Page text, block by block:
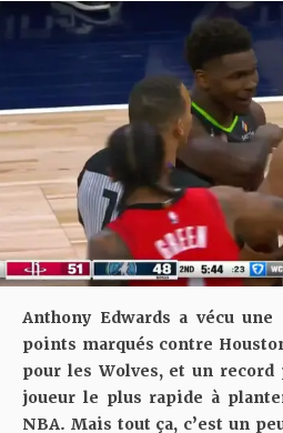
Anthony Edwards a vécu
points marqués contre
pour les Wolves, et un record
joueur le plus rapide à
NBA. Mais tout ça, c’est un